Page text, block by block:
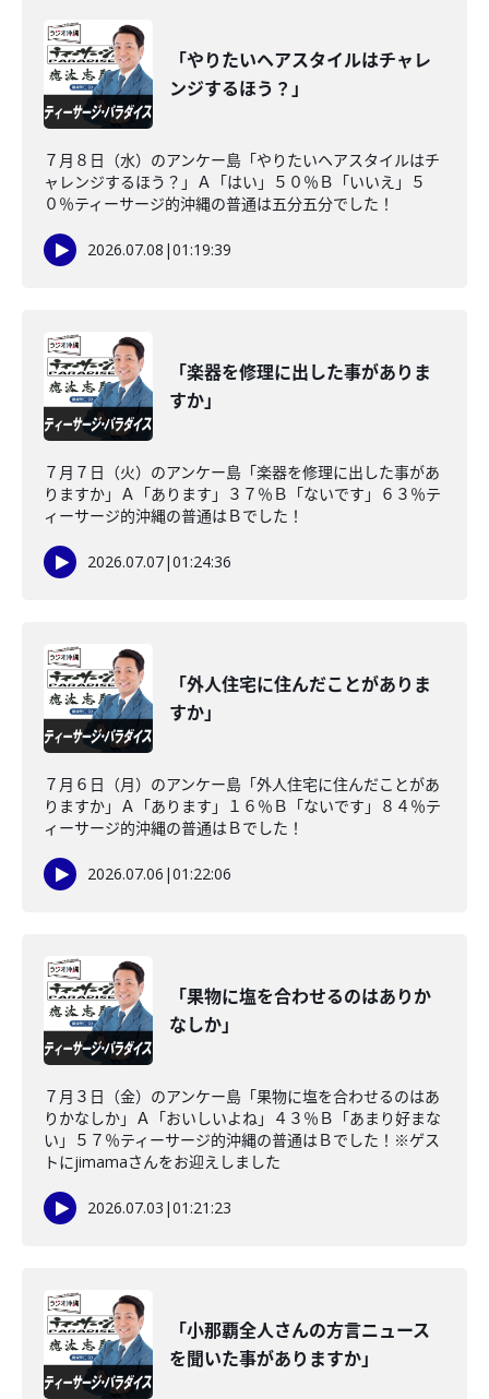
「やりたいヘアスタイルはチャレ
ンジするほう？」
７月８日（水）のアンケー島「やりたいヘアスタイルはチ
ャレンジするほう？」Ａ「はい」５０％Ｂ「いいえ」５
０％ティーサージ的沖縄の普通は五分五分でした！
2026.07.08 |01:19:39
「楽器を修理に出した事がありま
すか」
７月７日（火）のアンケー島「楽器を修理に出した事があ
りますか」Ａ「あります」３７％Ｂ「ないです」６３％テ
ィーサージ的沖縄の普通はＢでした！
2026.07.07|01:24:36
「外人住宅に住んだことがありま
すか」
７月６日（月）のアンケー島「外人住宅に住んだことがあ
りますか」Ａ「あります」１６％Ｂ「ないです」８４％テ
ィーサージ的沖縄の普通はＢでした！
2026.07.06 |01:22:06
「果物に塩を合わせるのはありか
なしか」
７月３日（金）のアンケー島「果物に塩を合わせるのはあ
りかなしか」Ａ「おいしいよね」４３％Ｂ「あまり好まな
い」５７％ティーサージ的沖縄の普通はＢでした！※ゲス
トにjimamaさんをお迎えしました
2026.07.03 |01:21:23
「小那覇全人さんの方言ニュース
を聞いた事がありますか」